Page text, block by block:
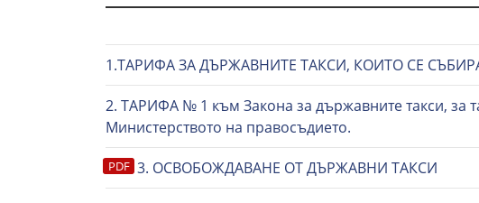
1.ТАРИФА ЗА ДЪРЖАВНИТЕ ТАКСИ, КОИТО СЕ
2. ТАРИФА № 1 към Закона за държавните такси, за
Министерството на правосъдието.
3. ОСВОБОЖДАВАНЕ ОТ ДЪРЖАВНИ ТАКСИ